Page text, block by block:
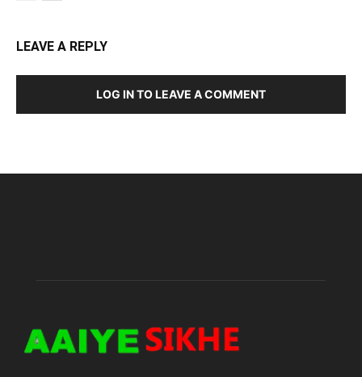
LEAVE A REPLY
LOG IN TO LEAVE A COMMENT